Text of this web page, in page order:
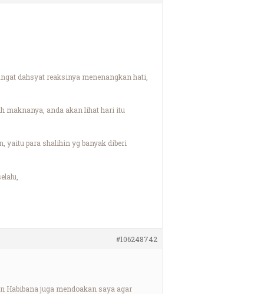
dahsyat reaksinya menenangkan hati,
maknanya, anda akan lihat hari itu
yaitu para shalihin yg banyak diberi
#106248742
Habibana juga mendoakan saya agar